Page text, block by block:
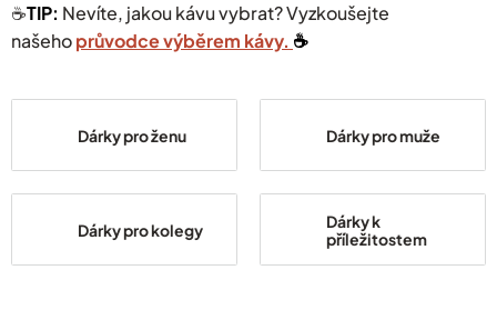
☕️TIP: Nevíte, jakou kávu vybrat? Vyzkoušejte
našehoprůvodce výběrem kávy. ☕️
Dárky pro ženu Dárky pro muže
Dárky pro kolegy
Dárky k
příležitostem